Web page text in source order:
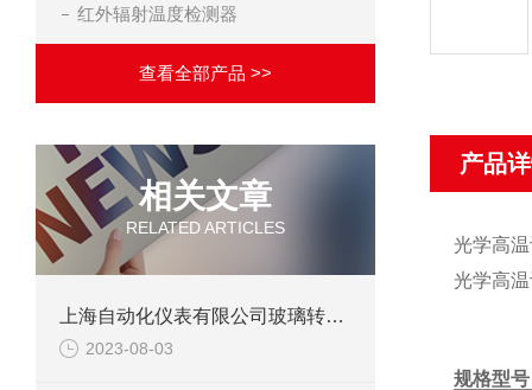
红外辐射温度检测器
查看全部产品 >>
相关文章
RELATED ARTICLES
上海自动化仪表有限公司玻璃转子流量计选型
2023-08-03
产品
光学高
光学高
规格型号